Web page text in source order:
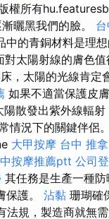
權所有
曬黑我們的臉。
的青銅材料是理想
對太陽射線的膚色值
，太陽的光線肯定
如果不適當保護皮
散發出紫外線輻
情況下的關鍵伴侶
大甲按摩 台中 推拿
按摩推薦ptt 公司
其任務是生產一種
保護。 沾黏 珊瑚確
規，製造商就無